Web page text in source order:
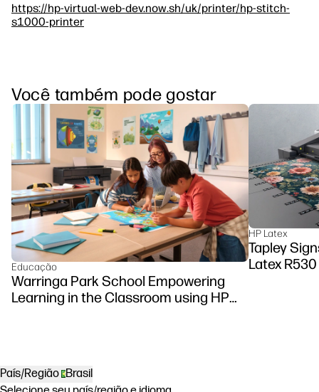
https://hp-virtual-web-dev.now.sh/uk/printer/hp-stitch-
s1000-printer
Você também pode gostar
Educação
Warringa Park School Empowering
Learning in the Classroom using HP
HP Latex
Tapley
Latex
País/Região Brasil